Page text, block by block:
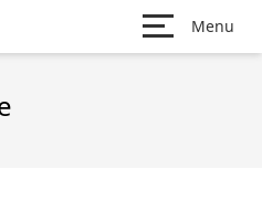
Menu